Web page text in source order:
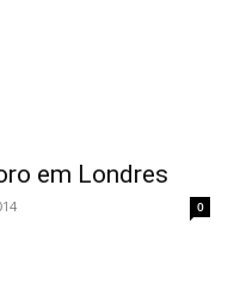
em Londres
0